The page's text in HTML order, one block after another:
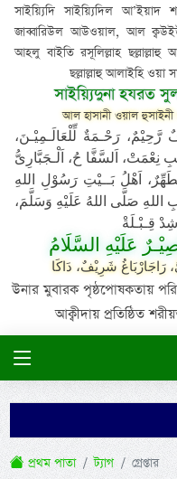
সাইয়্যিদি সাইয়্যিদিল
জাব্বারিউল আউওয়াল, আল
আহলু বাইতি রসূলিল্লাহ ছল্লাল্লাহু
ছল্লাল্লাহু আলাইহি ওয়া
সাইয়্যিদুনা হযরত
আল হাসানী ওয়াল হুসাইনী
رَّحِيْمٌ، رَحْـمَةٌ لِّلْعَالَـمِيْـنَ،
اَلسَّفَّا حُ، اَلْـجَبَّارِىُّ
اَهْلُ بَــيْتِ رَسُوْلِ اللهِ
اللهِ صَلَّى اللهُ عَلَيْهِ وَسَلَّمَ،
قِـبْـلَةْ
عَلَيْهِ السَّلَامُ
رَاجَارْبَاغُ شَرِيْفٌ، دَاكَا
উনার মুবারক পৃষ্ঠপোষকতায়
আক্বীদায় প্রতিষ্ঠিত
প্রথম পাতা ট্যাগ গ্রেপ্তার